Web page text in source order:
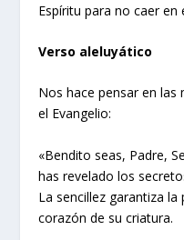
Espíritu para no caer en
Verso aleluyático
Nos hace pensar en las
el Evangelio:
«Bendito seas, Padre,
has revelado los
La sencillez garantiza
corazón de su criatura.